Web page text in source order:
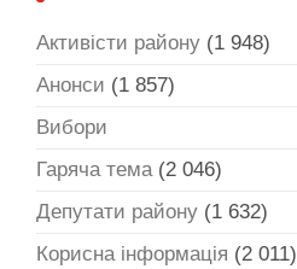
Активісти району (1 948)
Анонси (1 857)
Вибори
Гаряча тема(2 046)
Депутати району (1 632)
Корисна інформація (2 011)